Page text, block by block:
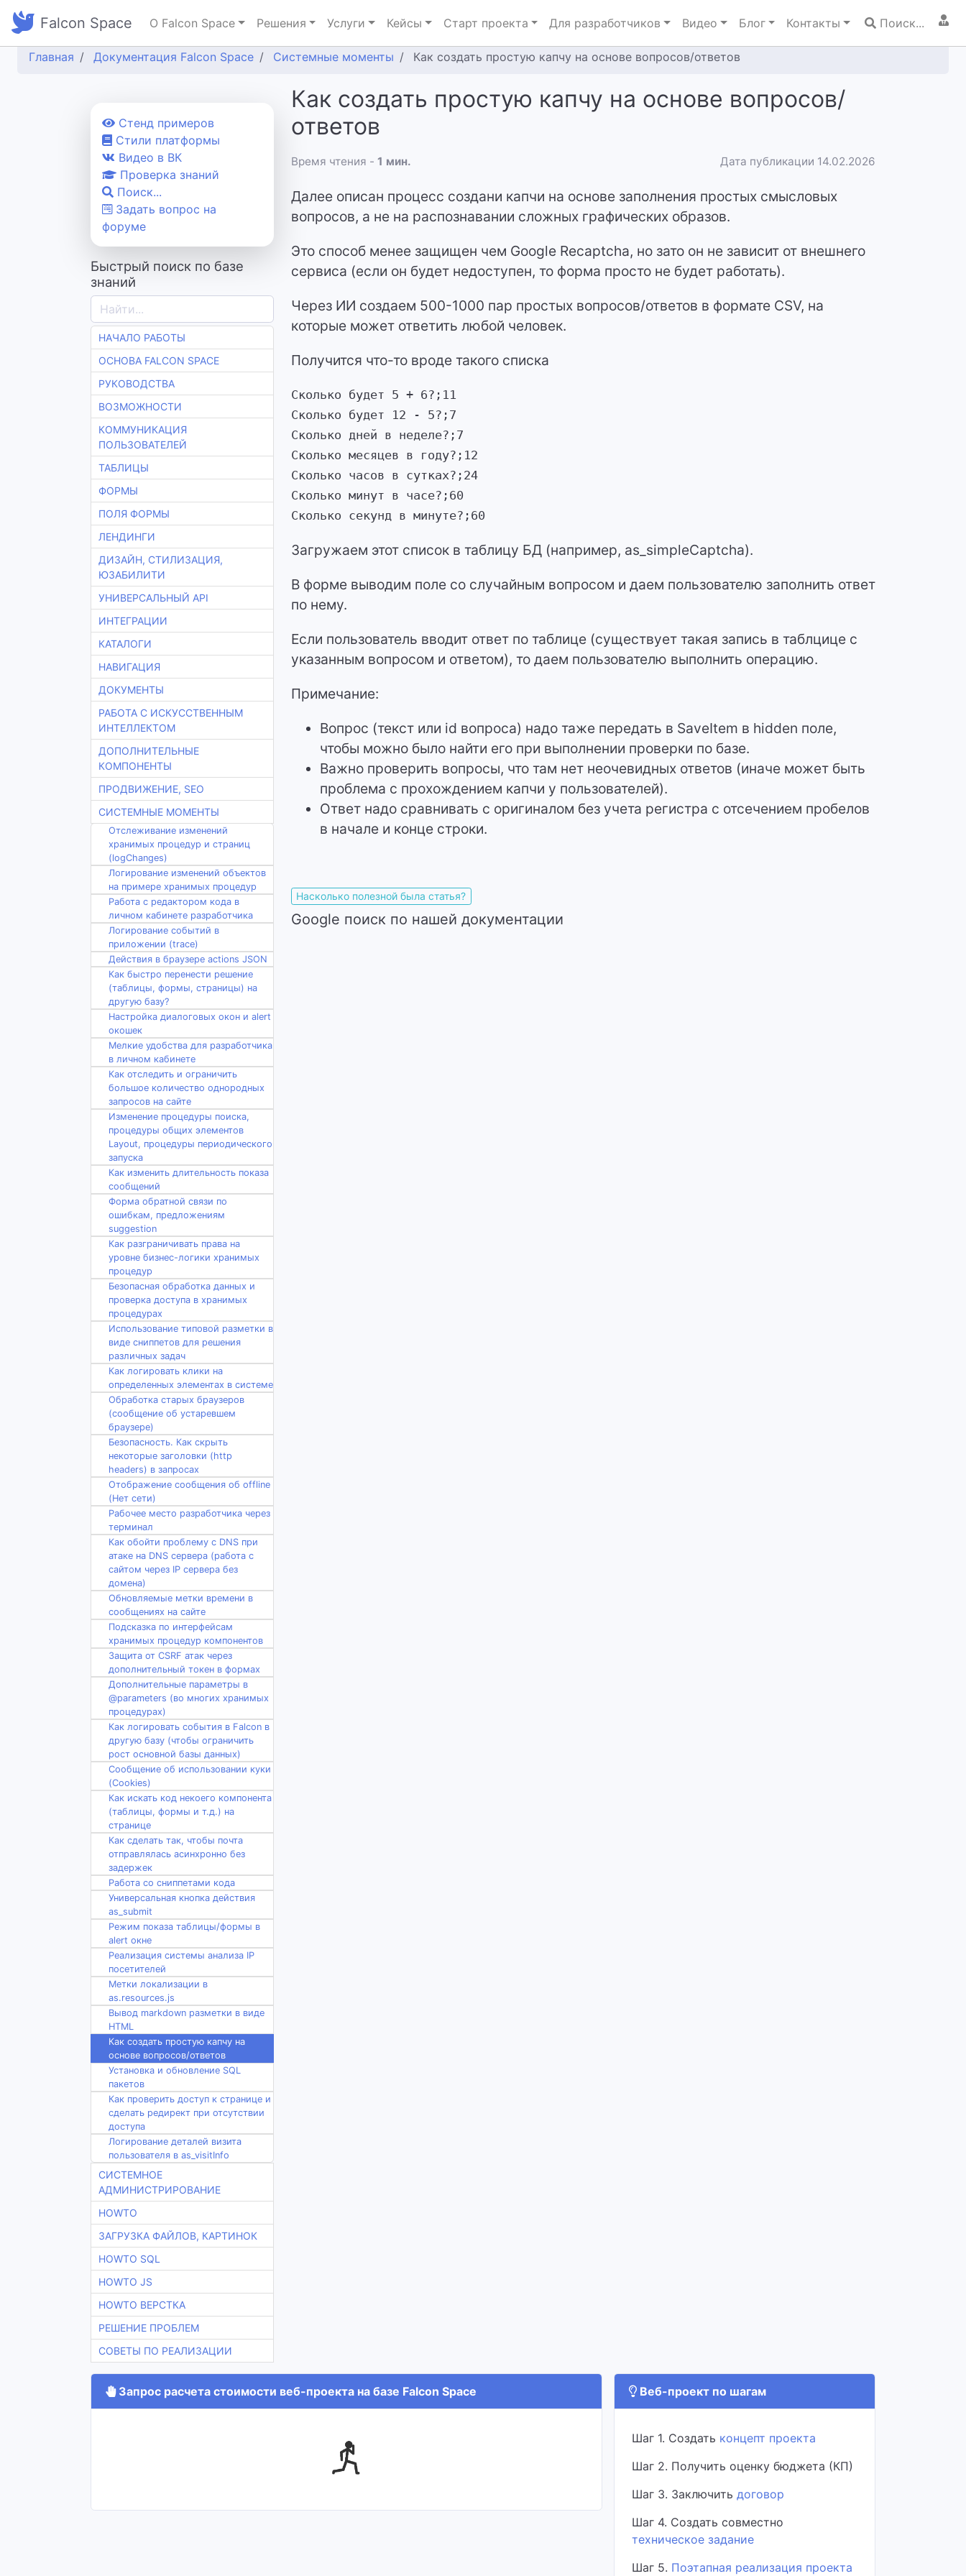
Falcon Space О Falcon Space Решения Услуги Кейсы Старт проекта Для разработчиков Видео Блог Контакты Поиск...
Главная Документация Falcon Space Системные моменты Как создать простую капчу на основе вопросов/ответов
Cтенд примеров
Стили платформы
Видео в ВК
Проверка знаний
Поиск...
Задать вопрос на
форуме
Быстрый поиск по базе
знаний
НАЧАЛО РАБОТЫ
ОСНОВА FALCON SPACE
РУКОВОДСТВА
ВОЗМОЖНОСТИ
КОММУНИКАЦИЯ
ПОЛЬЗОВАТЕЛЕЙ
ТАБЛИЦЫ
ФОРМЫ
ПОЛЯ ФОРМЫ
ЛЕНДИНГИ
ДИЗАЙН, СТИЛИЗАЦИЯ,
ЮЗАБИЛИТИ
УНИВЕРСАЛЬНЫЙ API
ИНТЕГРАЦИИ
КАТАЛОГИ
НАВИГАЦИЯ
ДОКУМЕНТЫ
РАБОТА С ИСКУССТВЕННЫМ
ИНТЕЛЛЕКТОМ
ДОПОЛНИТЕЛЬНЫЕ
КОМПОНЕНТЫ
ПРОДВИЖЕНИЕ, SEO
СИСТЕМНЫЕ МОМЕНТЫ
Отслеживание изменений
хранимых процедур и страниц
(logChanges)
Логирование изменений объектов
на примере хранимых процедур
Работа с редактором кода в
личном кабинете разработчика
Логирование событий в
приложении (trace)
Действия в браузере actions JSON
Как быстро перенести решение
(таблицы, формы, страницы) на
другую базу?
Настройка диалоговых окон и alert
окошек
Мелкие удобства для разработчика
в личном кабинете
Как отследить и ограничить
большое количество однородных
запросов на сайте
Изменение процедуры поиска,
процедуры общих элементов
Layout, процедуры периодического
запуска
Как изменить длительность показа
сообщений
Форма обратной связи по
ошибкам, предложениям
suggestion
Как разграничивать права на
уровне бизнес-логики хранимых
процедур
Безопасная обработка данных и
проверка доступа в хранимых
процедурах
Использование типовой разметки в
виде сниппетов для решения
различных задач
Как логировать клики на
определенных элементах в системе
Обработка старых браузеров
(сообщение об устаревшем
браузере)
Безопасность. Как скрыть
некоторые заголовки (http
headers) в запросах
Отображение сообщения об offline
(Нет сети)
Рабочее место разработчика через
терминал
Как обойти проблему с DNS при
атаке на DNS сервера (работа с
сайтом через IP сервера без
домена)
Обновляемые метки времени в
сообщениях на сайте
Подсказка по интерфейсам
хранимых процедур компонентов
Защита от CSRF атак через
дополнительный токен в формах
Дополнительные параметры в
@parameters (во многих хранимых
процедурах)
Как логировать события в Falcon в
другую базу (чтобы ограничить
рост основной базы данных)
Сообщение об использовании куки
(Cookies)
Как искать код некоего компонента
(таблицы, формы и т.д.) на
странице
Как сделать так, чтобы почта
отправлялась асинхронно без
задержек
Работа со сниппетами кода
Универсальная кнопка действия
as_submit
Режим показа таблицы/формы в
alert окне
Реализация системы анализа IP
посетителей
Метки локализации в
as.resources.js
Вывод markdown разметки в виде
HTML
Как создать простую капчу на
основе вопросов/ответов
Установка и обновление SQL
пакетов
Как проверить доступ к странице и
сделать редирект при отсутствии
доступа
Логирование деталей визита
пользователя в as_visitInfo
СИСТЕМНОЕ
АДМИНИСТРИРОВАНИЕ
HOWTO
ЗАГРУЗКА ФАЙЛОВ, КАРТИНОК
HOWTO SQL
HOWTO JS
HOWTO ВЕРСТКА
РЕШЕНИЕ ПРОБЛЕМ
СОВЕТЫ ПО РЕАЛИЗАЦИИ
Как создать простую капчу на основе вопросов/
ответов
Время чтения - 1 мин. Дата публикации 14.02.2026
Далее описан процесс создани капчи на основе заполнения простых смысловых
вопросов, а не на распознавании сложных графических образов.
Это способ менее защищен чем Google Recaptcha, но зато он не зависит от внешнего
сервиса (если он будет недоступен, то форма просто не будет работать).
Через ИИ создаем 500-1000 пар простых вопросов/ответов в формате CSV, на
которые может ответить любой человек.
Получится что-то вроде такого списка
Сколько будет 5 + 6?;11
Сколько будет 12 - 5?;7
Сколько дней в неделе?;7
Сколько месяцев в году?;12
Сколько часов в сутках?;24
Сколько минут в часе?;60
Сколько секунд в минуте?;60
Загружаем этот список в таблицу БД (например, as_simpleCaptcha).
В форме выводим поле со случайным вопросом и даем пользователю заполнить ответ
по нему.
Если пользователь вводит ответ по таблице (существует такая запись в таблцице с
указанным вопросом и ответом), то даем пользователю выполнить операцию.
Примечание:
Вопрос (текст или id вопроса) надо таже передать в SaveItem в hidden поле,
чтобы можно было найти его при выполнении проверки по базе.
Важно проверить вопросы, что там нет неочевидных ответов (иначе может быть
проблема с прохождением капчи у пользователей).
Ответ надо сравнивать с оригиналом без учета регистра с отсечением пробелов
в начале и конце строки.
Насколько полезной была статья?
Google поиск по нашей документации
Запрос расчета стоимости веб-проекта на базе Falcon Space Веб-проект по шагам
Шаг 1. Создать концепт проекта
Шаг 2. Получить оценку бюджета (КП)
Шаг 3. Заключить договор
Шаг 4. Создать совместно
техническое задание
Шаг 5. Поэтапная реализация проекта